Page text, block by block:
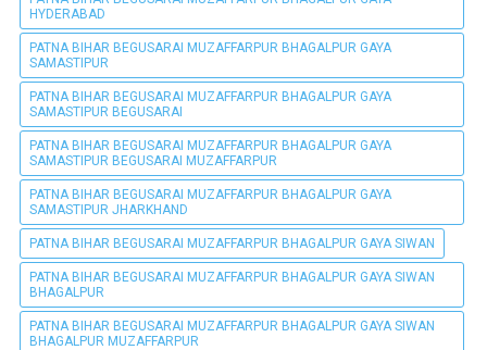
HYDERABAD
PATNA BIHAR BEGUSARAI MUZAFFARPUR BHAGALPUR GAYA
SAMASTIPUR
PATNA BIHAR BEGUSARAI MUZAFFARPUR BHAGALPUR GAYA
SAMASTIPUR BEGUSARAI
PATNA BIHAR BEGUSARAI MUZAFFARPUR BHAGALPUR GAYA
SAMASTIPUR BEGUSARAI MUZAFFARPUR
PATNA BIHAR BEGUSARAI MUZAFFARPUR BHAGALPUR GAYA
SAMASTIPUR JHARKHAND
PATNA BIHAR BEGUSARAI MUZAFFARPUR BHAGALPUR GAYA SIWAN
PATNA BIHAR BEGUSARAI MUZAFFARPUR BHAGALPUR GAYA SIWAN
BHAGALPUR
PATNA BIHAR BEGUSARAI MUZAFFARPUR BHAGALPUR GAYA SIWAN
BHAGALPUR MUZAFFARPUR